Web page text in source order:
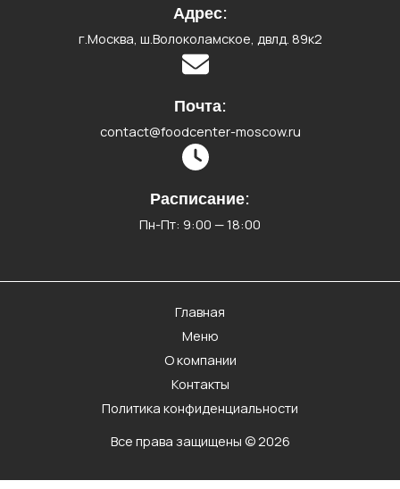
Адрес:
г.Москва, ш.Волоколамское, двлд. 89к2
Почта:
contact@foodcenter-moscow.ru
Расписание:
Пн-Пт: 9:00 — 18:00
Главная
Меню
О компании
Контакты
Политика конфиденциальности
Все права защищены © 2026